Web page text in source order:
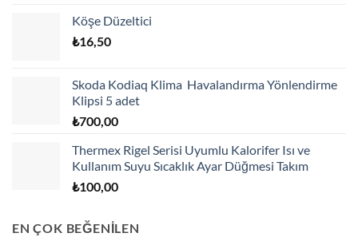
Köşe Düzeltici
₺16,50
Skoda Kodiaq Klima Havalandırma Yönlendirme
Klipsi 5 adet
₺700,00
Thermex Rigel Serisi Uyumlu Kalorifer Isı ve
Kullanım Suyu Sıcaklık Ayar Düğmesi Takım
₺100,00
EN ÇOK BEĞENİLEN